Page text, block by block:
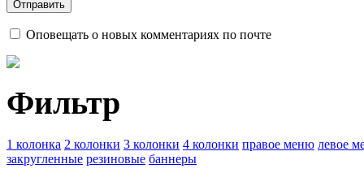
Оповещать о новых комментариях по почте
Фильтр
1 колонка 2 колонки 3 колонки 4 колонки правое меню левое
закругленные резиновые баннеры